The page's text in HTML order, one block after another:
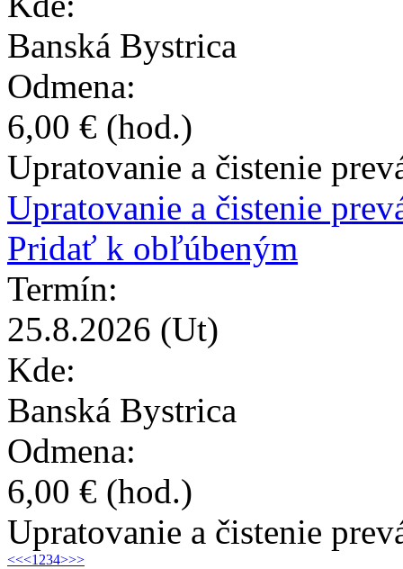
Banská Bystrica
Odmena:
6,00 € (hod.)
Upratovanie a čistenie
Upratovanie a čistenie
Pridať k obľúbeným
Termín:
25.8.2026 (Ut)
Kde:
Banská Bystrica
Odmena:
6,00 € (hod.)
Upratovanie a čistenie
<<<1 234>>>